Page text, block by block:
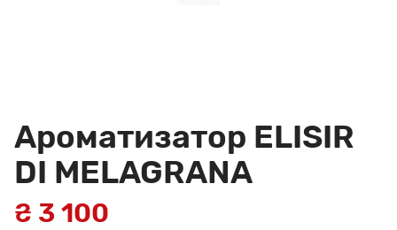
Ароматизатор ELISIR
DI MELAGRANA
₴ 3 100